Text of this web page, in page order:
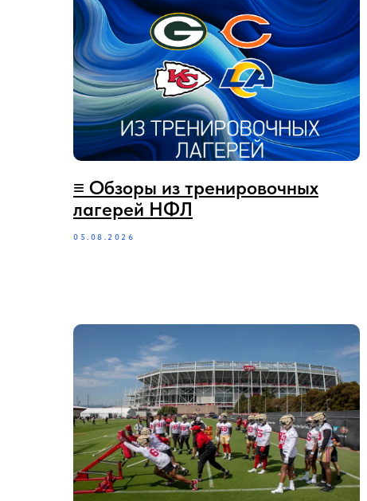
≡ Обзоры из тренировочных
лагерей НФЛ
05.08.2026